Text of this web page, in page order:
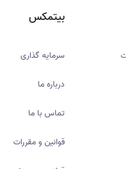
بیتمکس
سرمایه گذاری
درباره ما
تماس با ما
قوانین و مقررات